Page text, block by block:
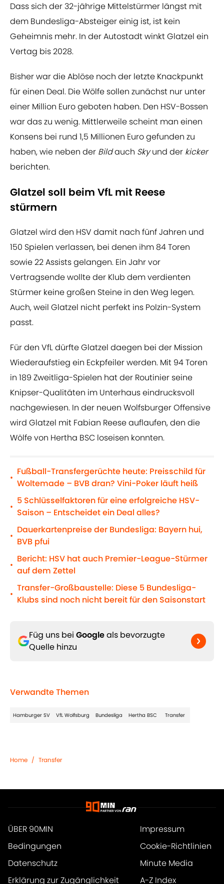
Dass sich der 32-jährige Mittelstürmer längst mit
dem Bundesliga-Absteiger einig ist, ist kein
Geheimnis mehr. In der Autostadt winkt Glatzel ein
Vertag bis 2028.
Bisher war die Ablöse noch der letzte Knackpunkt
für einen Deal. Die Wölfe sollen zunächst nur unter
einer Million Euro geboten haben. Den HSV-Bossen
war das zu wenig. Mittlerweile scheint man einen
Konsens bei rund 1,5 Millionen Euro gefunden zu
haben, wie neben der Bildauch Skyund der kicker
berichten.
Glatzel soll beim VfL mit Reese
stürmern
Glatzel wird den HSV damit nach fünf Jahren und
150 Spielen verlassen, bei denen ihm 84 Toren
sowie 22 Assists gelangen. Ein Jahr vor
Vertragsende wollte der Klub dem verdienten
Stürmer keine großen Steine in den Weg legen.
Auch, weil Glatzel nicht perfekt ins Polzin-System
passt.
Für den VfL dürfte Glatzel daegen bei der Mission
Wiederaufstieg ein Eckpfeiler werden. Mit 94 Toren
in 189 Zweitliga-Spielen hat der Routinier seine
Knipser-Qualitäten im Unterhaus eindrucksvoll
nachgewiesen. In der neuen Wolfsburger Offensive
wird Glatzel mit Fabian Reese auflaufen, den die
Wölfe von Hertha BSC loseisen konnten.
•
Fußball-Transfergerüchte heute: Preisschild für
Woltemade – BVB dran? Vini-Poker läuft heiß
•
5 Schlüsselfaktoren für eine erfolgreiche HSV-
Saison – Entscheidet ein Deal alles?
•
Dauerkartenpreise der Bundesliga: Bayern hui,
BVB pfui
•
Bericht: HSV hat auch Premier-League-Stürmer
auf dem Zettel
•
Transfer-Großbaustelle: Diese 5 Bundesliga-
Klubs sind noch nicht bereit für den Saisonstart
Füg uns bei Googleals bevorzugte
Quelle hinzu
Verwandte Themen
Hamburger SV VfL Wolfsburg Bundesliga Hertha BSC Transfer
Home / Transfer
ÜBER 90MIN
Impressum
Bedingungen
Cookie-Richtlinien
Datenschutz
Minute Media
Erklärung zur Zugänglichkeit
A-Z Index